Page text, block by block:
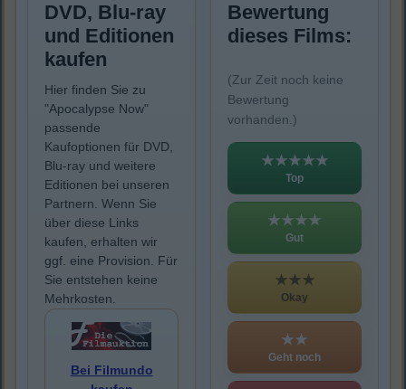
DVD, Blu-ray
und Editionen
kaufen
Hier finden Sie zu
"Apocalypse Now"
passende
Kaufoptionen für DVD,
Blu-ray und weitere
Editionen bei unseren
Partnern. Wenn Sie
über diese Links
kaufen, erhalten wir
ggf. eine Provision. Für
Sie entstehen keine
Mehrkosten.
Bei Filmundo
Bewertung
dieses Films:
(Zur Zeit noch keine
Bewertung
vorhanden.)
★★★★★
Top
★★★★
Gut
★★★
Okay
★★
Geht noch